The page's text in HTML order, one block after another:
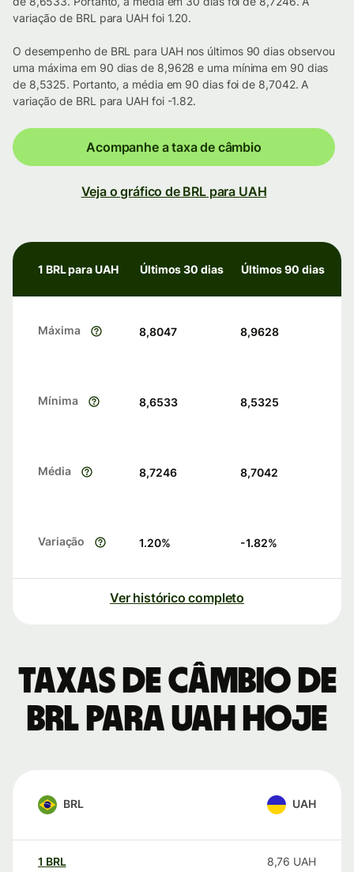
variação de BRL para UAH foi 1.20.
O desempenho de BRL para UAH nos últimos 90 dias observou
uma máxima em 90 dias de 8,9628 e uma mínima em 90 dias
de 8,5325. Portanto, a média em 90 dias foi de 8,7042. A
variação de BRL para UAH foi -1.82.
Acompanhe a taxa de câmbio
Veja o gráfico de BRL para UAH
1 BRL para UAH Últimos 30 dias Últimos 90 dias
Máxima 8,8047 8,9628
Mínima 8,6533 8,5325
Média 8,7246 8,7042
Variação 1.20% -1.82%
Ver histórico completo
Taxas de câmbio de
BRL para UAH hoje
BRL UAH
1 BRL 8,76 UAH